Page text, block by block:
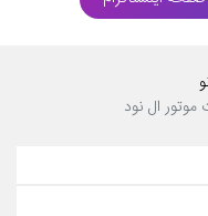
ال نود